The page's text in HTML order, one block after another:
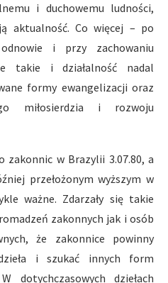
i duchowemu ludności,
aktualność. Co więcej – po
i przy zachowaniu
takie i działalność nadal
formy ewangelizacji oraz
miłosierdzia i rozwoju
zakonnic w Brazylii 3.07.80, a
przełożonym wyższym w
ważne. Zdarzały się takie
zakonnych jak i osób
że zakonnice powinny
i szukać innych form
dotychczasowych dziełach